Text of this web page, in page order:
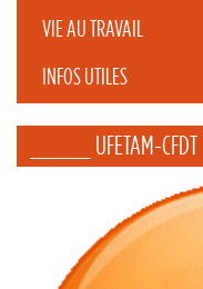
VIE AU TRAVAIL
INFOS UTILES
_____ UFETAM-CFDT